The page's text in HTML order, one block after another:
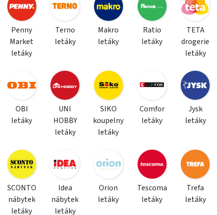
Penny
Market
letáky
Terno
letáky
Makro
letáky
Ratio
letáky
TETA
drogerie
letáky
OBI
letáky
UNI
HOBBY
letáky
SIKO
koupelny
letáky
Comfor
letáky
Jysk
letáky
SCONTO
nábytek
letáky
Idea
nábytek
letáky
Orion
letáky
Tescoma
letáky
Trefa
letáky